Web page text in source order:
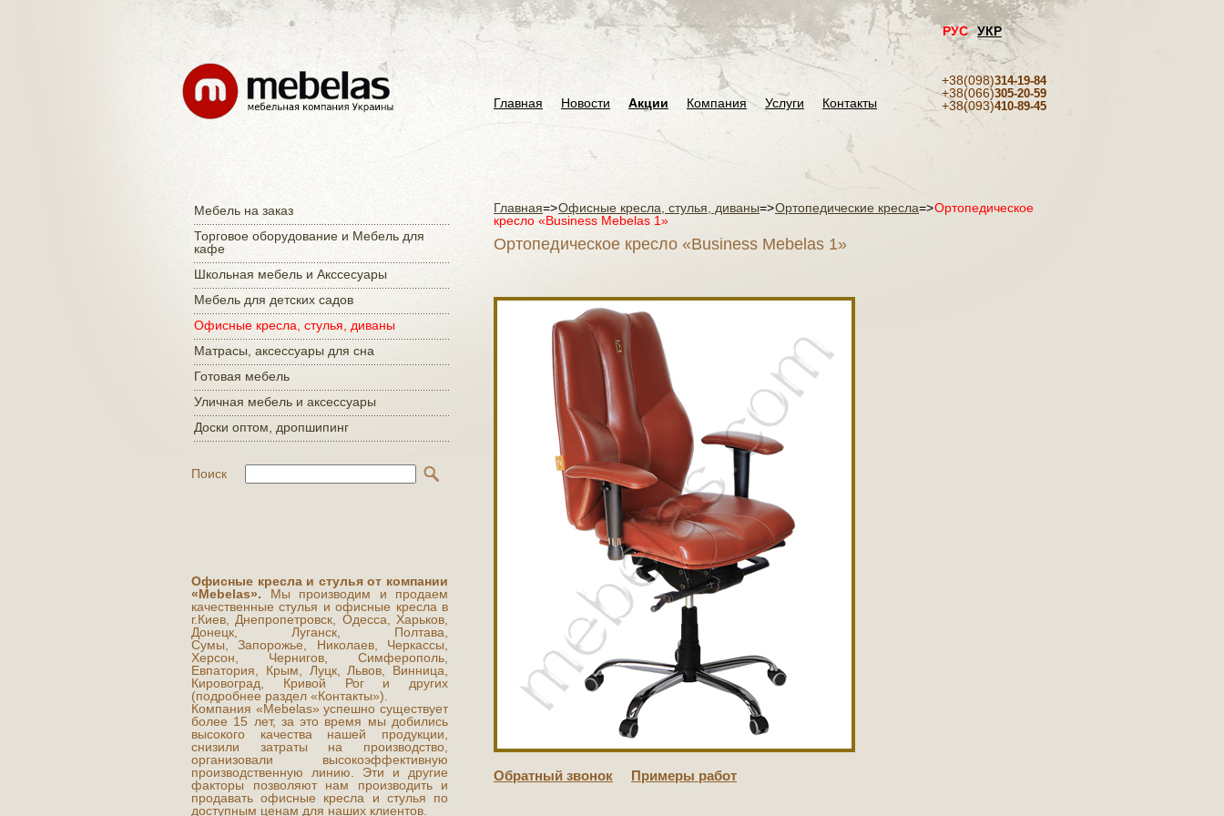
РУС УКР
Главная Новости Акции Компания Услуги Контакты
+38(098)314-19-84
+38(066)305-20-59
+38(093)410-89-45
Мебель на заказ
Торговое оборудование и Мебель для
кафе
Школьная мебель и Акссесуары
Мебель для детских садов
Офисные кресла, стулья, диваны
Матраcы, аксессуары для сна
Готовая мебель
Уличная мебель и аксессуары
Доски оптом, дропшипинг
Поиск
Офисные кресла и стулья от компании
«Mebelas». Мы производим и продаем
качественные стулья и офисные кресла в
г.Киев, Днепропетровск, Одесса, Харьков,
Донецк, Луганск, Полтава,
Сумы, Запорожье, Николаев, Черкассы,
Херсон, Чернигов, Симферополь,
Евпатория, Крым, Луцк, Львов, Винница,
Кировоград, Кривой Рог и других
(подробнее раздел «Контакты»).
Компания «Mebelas» успешно существует
более 15 лет, за это время мы добились
высокого качества нашей продукции,
снизили затраты на производство,
организовали высокоэффективную
производственную линию. Эти и другие
факторы позволяют нам производить и
продавать офисные кресла и стулья по
доступным ценам для наших клиентов.
Главная=>Офисные кресла, стулья, диваны=>Ортопедические кресла=>Ортопедическое
кресло «Business Mebelas 1»
Ортопедическое кресло «Business Mebelas 1»
Обратный звонок Примеры работ